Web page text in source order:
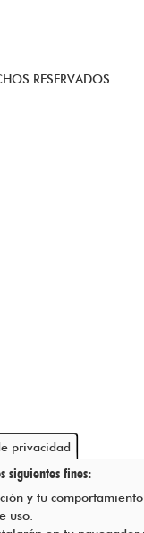
RESERVADOS
privacidad
siguientes fines:
y tu
uso.